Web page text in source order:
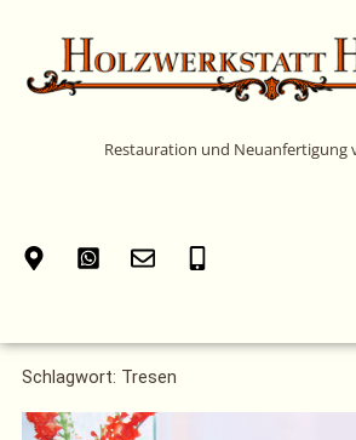
springen
Restauration und Neuanfertigung
Schlagwort: Tresen